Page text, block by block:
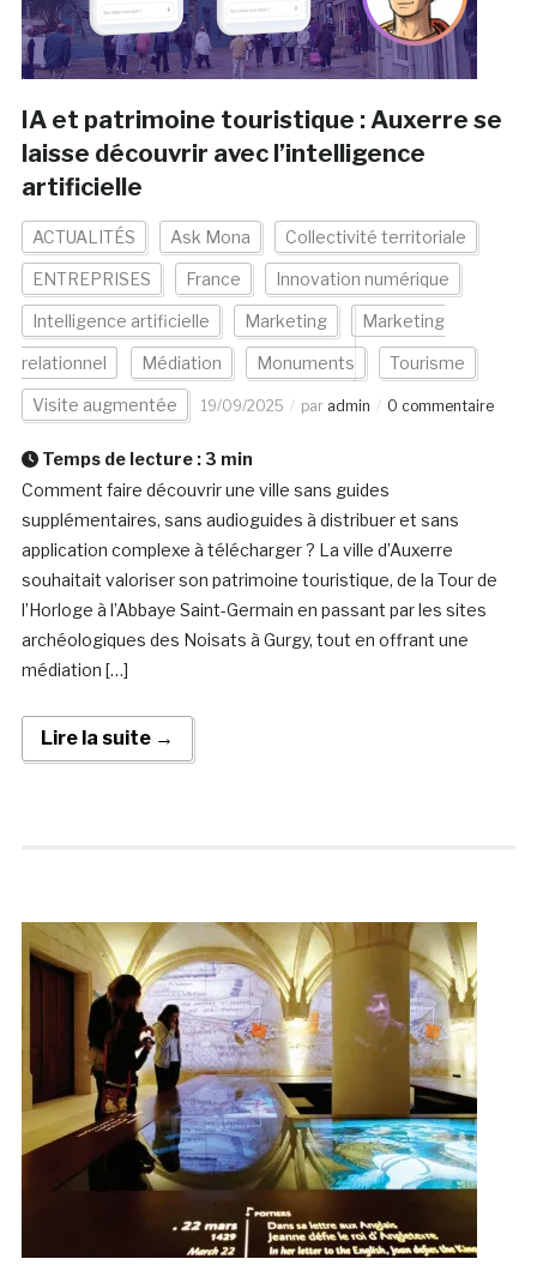
IA et patrimoine touristique : Auxerre se
laisse découvrir avec l’intelligence
artificielle
ACTUALITÉS Ask Mona Collectivité territoriale
ENTREPRISES France Innovation numérique
Intelligence artificielle Marketing Marketing
relationnel Médiation Monuments Tourisme
Visite augmentée 19/09/2025 par admin 0 commentaire
Temps de lecture : 3 min
Comment faire découvrir une ville sans guides
supplémentaires, sans audioguides à distribuer et sans
application complexe à télécharger ? La ville d’Auxerre
souhaitait valoriser son patrimoine touristique, de la Tour de
l’Horloge à l’Abbaye Saint-Germain en passant par les sites
archéologiques des Noisats à Gurgy, tout en offrant une
médiation […]
Lire la suite →